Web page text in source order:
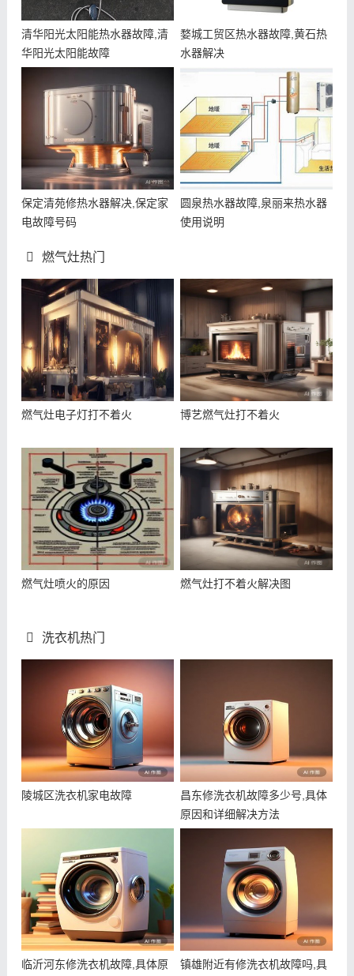
清华阳光太阳能热水器故障,清
华阳光太阳能故障
婺城工贸区热水器故障,黄石热
水器解决
保定清苑修热水器解决,保定家
电故障号码
圆泉热水器故障,泉丽来热水器
使用说明
燃气灶热门
燃气灶电子灯打不着火 博艺燃气灶打不着火
燃气灶喷火的原因 燃气灶打不着火解决图
洗衣机热门
陵城区洗衣机家电故障
昌东修洗衣机故障多少号,具体
原因和详细解决方法
临沂河东修洗衣机故障,具体原
镇雄附近有修洗衣机故障吗,具